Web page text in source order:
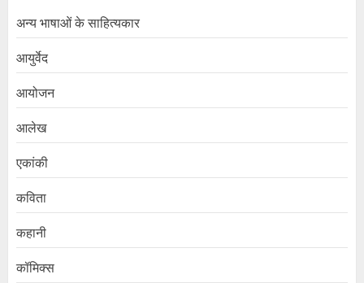
अन्य भाषाओं के साहित्यकार
आयुर्वेद
आयोजन
आलेख
एकांकी
कविता
कहानी
कॉमिक्स